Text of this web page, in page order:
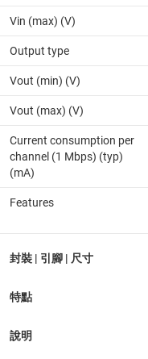
Vin (max) (V)
Output type
Vout (min) (V)
Vout (max) (V)
Current consumption per
channel (1 Mbps) (typ)
(mA)
Features